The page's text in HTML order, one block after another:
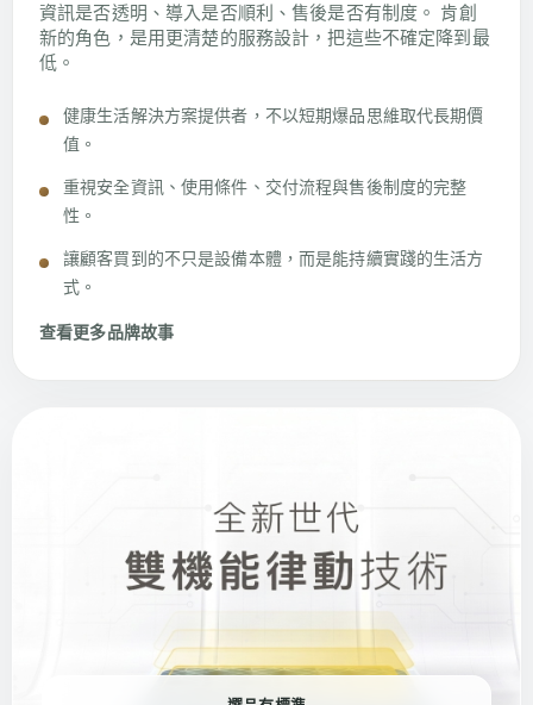
資訊是否透明、導入是否順利、售後是否有制度。 肯創
新的角色，是用更清楚的服務設計，把這些不確定降到最
低。
健康生活解決方案提供者，不以短期爆品思維取代長期價
值。
重視安全資訊、使用條件、交付流程與售後制度的完整
性。
讓顧客買到的不只是設備本體，而是能持續實踐的生活方
式。
查看更多品牌故事